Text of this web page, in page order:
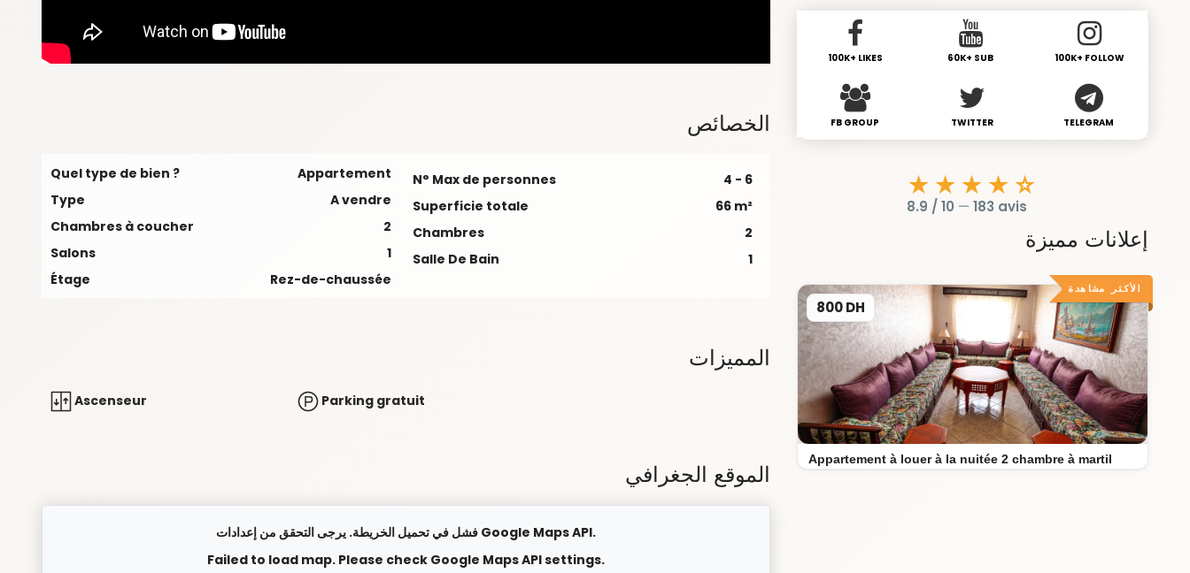
الخصائص
Quel type de bien ?
Appartement
Type
A vendre
Chambres à coucher
2
Salons
1
Étage
Rez-de-chaussée
N° Max de personnes
4 - 6
Superficie totale
66 m²
Chambres
2
Salle De Bain
1
المميزات
Ascenseur Parking gratuit
الموقع الجغرافي
فشل في تحميل الخريطة. يرجى التحقق من إعدادات Google Maps API.
Failed to load map. Please check Google Maps API settings.
100K+ LIKES 60K+ SUB 100K+ FOLLOW
FB GROUP TWITTER TELEGRAM
★★★★☆
8.9 / 10 — 183 avis
إعلانات مميزة
الأكثر مشاهدة
800 DH
Appartement à louer à la nuitée 2 chambre à martil